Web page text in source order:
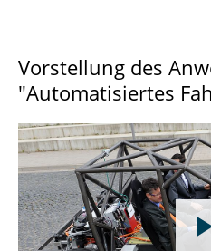
Vorstellung des
"Automatisiertes